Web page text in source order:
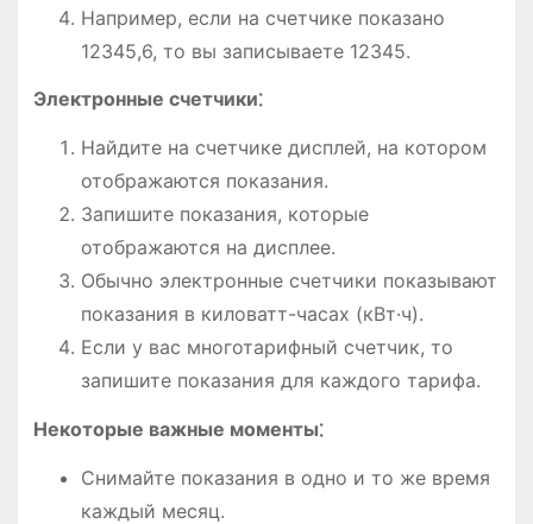
Например, если на счетчике показано
12345,6, то вы записываете 12345.
Электронные счетчики⁚
Найдите на счетчике дисплей, на котором
отображаются показания.
Запишите показания, которые
отображаются на дисплее.
Обычно электронные счетчики показывают
показания в киловатт-часах (кВт·ч).
Если у вас многотарифный счетчик, то
запишите показания для каждого тарифа.
Некоторые важные моменты⁚
Снимайте показания в одно и то же время
каждый месяц.